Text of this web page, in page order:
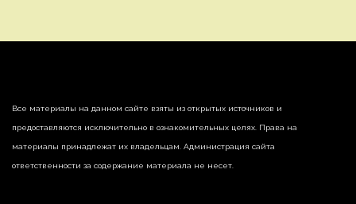
Все материалы на данном сайте взяты из открытых источников и
предоставляются исключительно в ознакомительных целях. Права на
материалы принадлежат их владельцам. Администрация сайта
ответственности за содержание материала не несет.